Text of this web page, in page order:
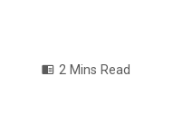
2 Mins Read